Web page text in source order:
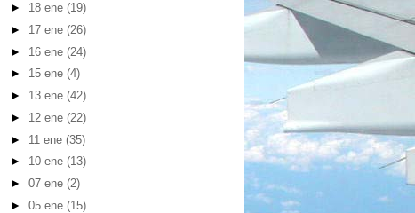
► 18 ene(19)
► 17 ene(26)
► 16 ene(24)
► 15 ene(4)
► 13 ene(42)
► 12 ene(22)
► 11 ene(35)
► 10 ene(13)
►07 ene(2)
►05 ene(15)